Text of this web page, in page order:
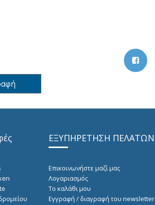
ΕΞΥΠΗΡΕΤΗΣΗ ΠΕΛΑΤΩΝ
Επικοινωνήστε μαζί μας
Λογαριασμός
Το καλάθι μου
Εγγραφή / διαγραφή του newsletter